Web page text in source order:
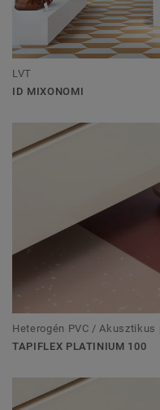
LVT
ID MIXONOMI
Heterogén PVC / Akusztikus
TAPIFLEX PLATINIUM 100